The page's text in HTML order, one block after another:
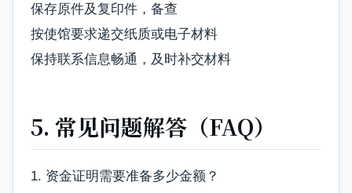
保存原件及复印件，备查
按使馆要求递交纸质或电子材料
保持联系信息畅通，及时补交材料
5. 常见问题解答（FAQ）
1. 资金证明需要准备多少金额？